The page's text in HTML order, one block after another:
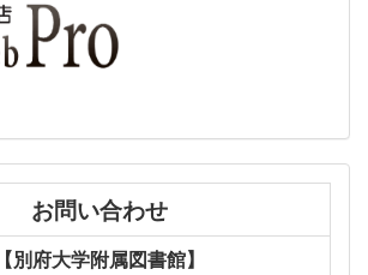
お問い合わせ
【別府大学附属図書館】